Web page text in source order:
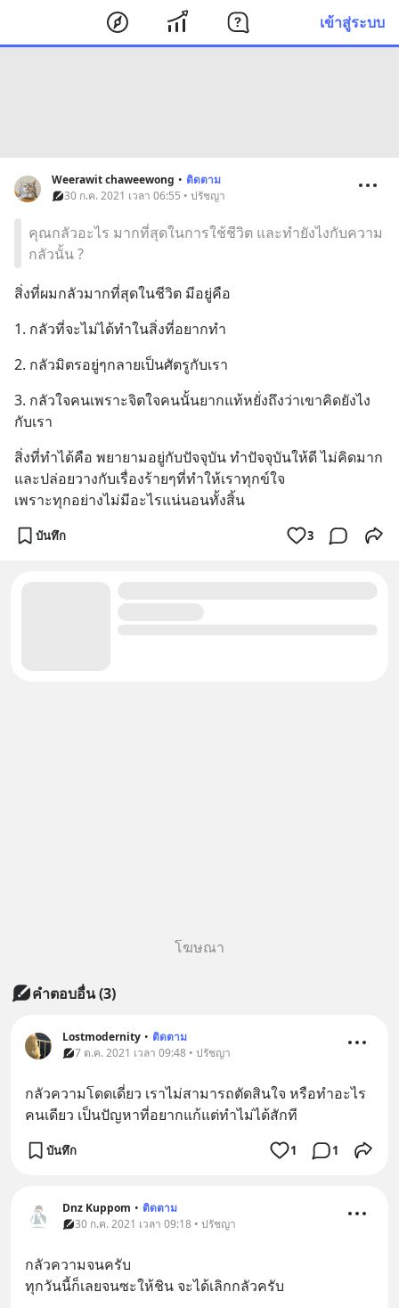
เข้าสู่ระบบ
Weerawit chaweewong • ติดตาม
30 ก.ค. 2021 เวลา 06:55 • ปรัชญา
คุณกลัวอะไร มากที่สุดในการใช้ชีวิต และทำยังไงกับความ
กลัวนั้น ?
สิ่งที่ผมกลัวมากที่สุดในชีวิต มีอยู่คือ
1. กลัวที่จะไม่ได้ทำในสิ่งที่อยากทำ
2. กลัวมิตรอยู่ๆกลายเป็นศัตรูกับเรา
3. กลัวใจคนเพราะจิตใจคนนั้นยากแท้หยั่งถึงว่าเขาคิดยังไง
กับเรา
สิ่งที่ทำได้คือ พยายามอยู่กับปัจจุบัน ทำปัจจุบันให้ดี ไม่คิดมาก
และปล่อยวางกับเรื่องร้ายๆที่ทำให้เราทุกข์ใจ
เพราะทุกอย่างไม่มีอะไรแน่นอนทั้งสิ้น
บันทึก 3
โฆษณา
คำตอบอื่น(3)
Lostmodernity • ติดตาม
7 ต.ค. 2021 เวลา 09:48 • ปรัชญา
กลัวความโดดเดี่ยว เราไม่สามารถตัดสินใจ หรือทำอะไร
คนเดียว เป็นปัญหาที่อยากแก้แต่ทำไม่ได้สักที
บันทึก 1 1
Dnz Kuppom • ติดตาม
30 ก.ค. 2021 เวลา 09:18 • ปรัชญา
กลัวความจนครับ
ทุกวันนี้ก็เลยจนซะให้ชิน จะได้เลิกกลัวครับ